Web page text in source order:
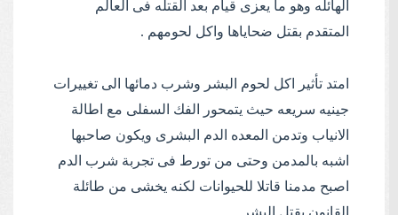
الهائله وهو ما يعزى قيام بعد القتله فى العالم
المتقدم بقتل ضحاياها واكل لحومهم .
امتد تأثير اكل لحوم البشر وشرب دمائها الى تغييرات
جينيه سريعه حيث يتمحور الفك السفلى مع اطالة
الانياب وتدمن المعده الدم البشرى ويكون صاحبها
اشبه بالمدمن وحتى من تورط فى تجربة شرب الدم
اصبح مدمنا قاتلا للحيوانات لكنه يخشى من طائلة
القانون بقتل البشر .